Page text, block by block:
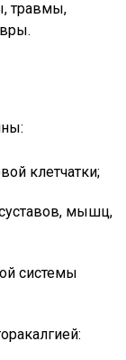
травмы,
клетчатки;
мышц,
системы